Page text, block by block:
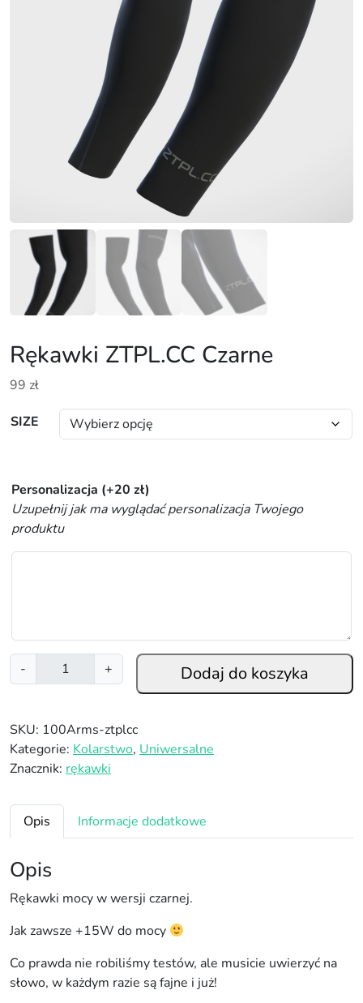
Rękawki ZTPL.CC Czarne
99 zł
SIZE
Personalizacja (+20 zł)
Uzupełnij jak ma wyglądać personalizacja Twojego
produktu
-
l
ś
ć
R
w
i
Z
P
L
+ Dodaj do koszyka
SKU: 100Arms-ztplcc
Kategorie: Kolarstwo, Uniwersalne
Znacznik: rękawki
Opis Informacje dodatkowe
Opis
Rękawki mocy w wersji czarnej.
Jak zawsze +15W do mocy
Co prawda nie robiliśmy testów, ale musicie uwierzyć na
słowo, w każdym razie są fajne i już!